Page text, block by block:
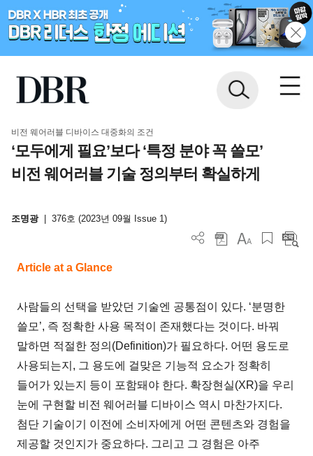
비전 웨어러블 디바이스 대중화의 조건
‘모두에게 필요’보다 ‘특정 분야 꼭 쓸모’
비전 웨어러블 기술 정의부터 확실하게
조명광 376호 (2023년 09월 Issue 1)
Article at a Glance
사람들의 선택을 받았던 기술엔 공통점이 있다. ‘분명한
쓸모’, 즉 정확한 사용 목적이 존재했다는 것이다. 바꿔
말하면 적절한 정의(Definition)가 필요하다. 어떤 용도로
사용되는지, 그 용도에 걸맞은 기능적 요소가 정확히
들어가 있는지 등이 포함돼야 한다. 확장현실(XR)을 우리
눈에 구현할 비전 웨어러블 디바이스 역시 마찬가지다.
첨단 기술이기 이전에 소비자에게 어떤 콘텐츠와 경험을
제공할 것인지가 중요하다. 그리고 그 경험은 아주